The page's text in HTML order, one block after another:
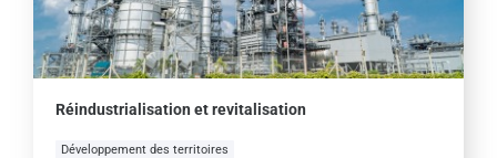
Réindustrialisation et revitalisation
Développement des territoires